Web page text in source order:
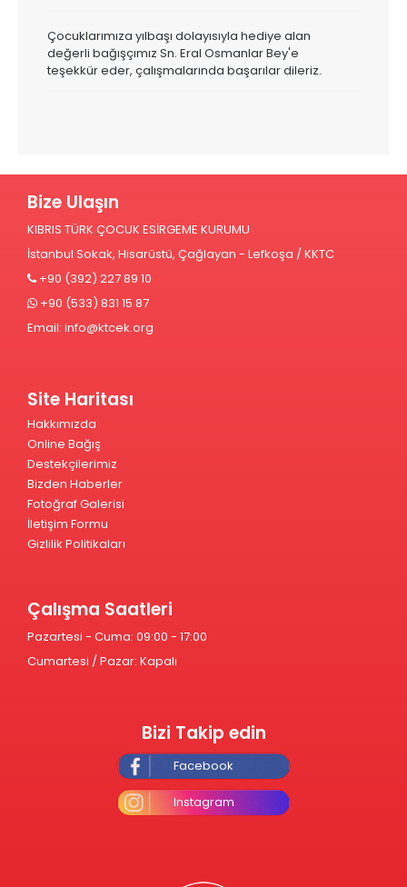
Çocuklarımıza yılbaşı dolayısıyla hediye alan
değerli bağışçımız Sn. Eral Osmanlar Bey'e
teşekkür eder, çalışmalarında başarılar dileriz.
Bize Ulaşın
KIBRIS TÜRK ÇOCUK ESİRGEME KURUMU
İstanbul Sokak, Hisarüstü, Çağlayan - Lefkoşa / KKTC
+90 (392) 227 89 10
+90 (533) 831 15 87
Email: info@ktcek.org
Site Haritası
Hakkımızda
Online Bağış
Destekçilerimiz
Bizden Haberler
Fotoğraf Galerisi
İletişim Formu
Gizlilik Politikaları
Çalışma Saatleri
Pazartesi - Cuma: 09:00 - 17:00
Cumartesi / Pazar: Kapalı
Bizi Takip edin
Facebook
Instagram